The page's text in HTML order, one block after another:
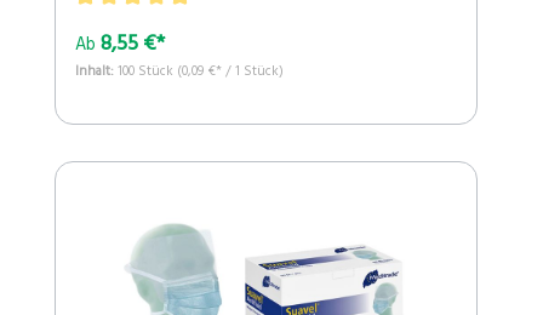
Ab 8,55 €*
Inhalt:100 Stück (0,09 €* / 1 Stück)